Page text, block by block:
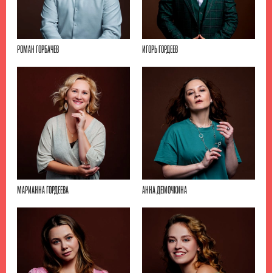
РОМАН ГОРБАЧЕВ ИГОРЬ ГОРДЕЕВ
МАРИАННА ГОРДЕЕВА АННА ДЕМОЧКИНА